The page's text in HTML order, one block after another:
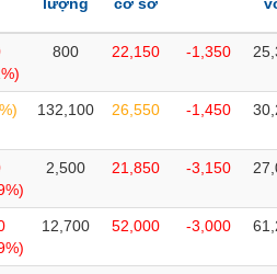
800 22,150 -1,350
132,100 26,550 -1,450
2,500 21,850 -3,150
12,700 52,000 -3,000